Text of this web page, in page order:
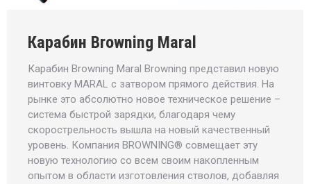
Карабин Browning Maral
Карабин Browning Maral Browning представил новую
винтовку MARAL с затвором прямого действия. На
рынке это абсолютно новое техническое решение –
система быстрой зарядки, благодаря чему
скорострельность вышла на новый качественный
уровень. Компания BROWNING® совмещает эту
новую технологию со всем своим накопленным
опытом в области изготовления стволов, добавляя